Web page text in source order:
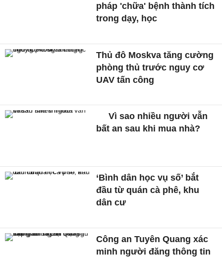
pháp 'chữa' bệnh thành tích
trong dạy, học
Thủ đô Moskva tăng cường
phòng thủ trước nguy cơ
UAV tấn công
Vì sao nhiều người vẫn
bất an sau khi mua nhà?
‘Bình dân học vụ số’ bắt
đầu từ quán cà phê, khu
dân cư
Công an Tuyên Quang xác
minh người đăng thông tin